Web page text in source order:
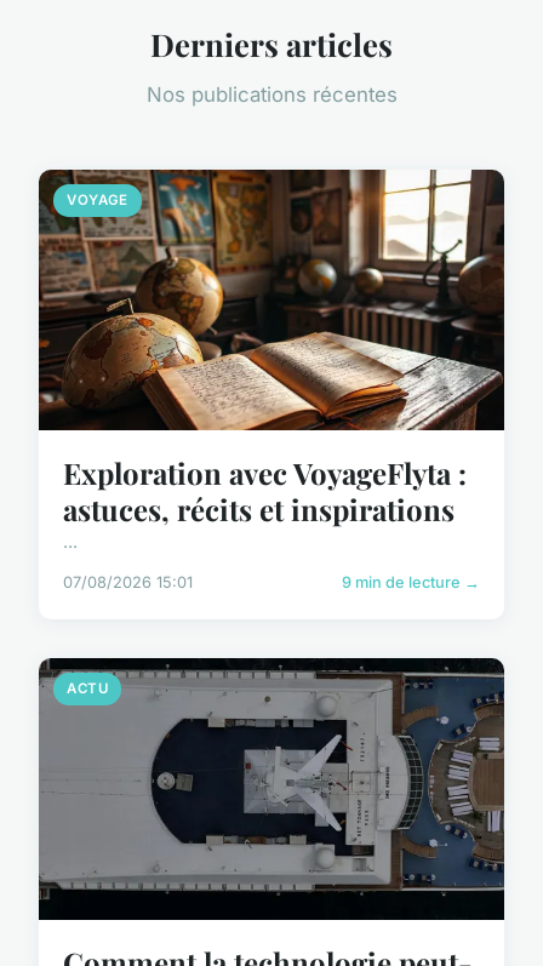
Derniers articles
Nos publications récentes
VOYAGE
Exploration avec VoyageFlyta :
astuces, récits et inspirations
...
07/08/2026 15:01 9 min de lecture →
ACTU